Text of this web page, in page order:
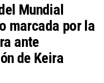
Mundial
marcada por la
ante
de Keira